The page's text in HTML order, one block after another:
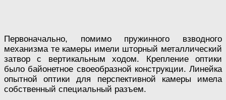
Первоначально, помимо пружинного взводного
механизма те камеры имели шторный металлический
затвор с вертикальным ходом. Крепление оптики
было байонетное своеобразной конструкции. Линейка
опытной оптики для перспективной камеры имела
собственный специальный разъем.